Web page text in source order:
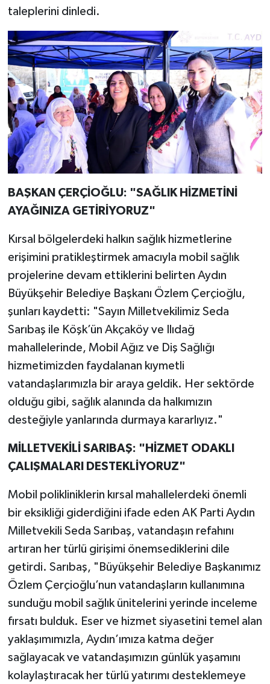
taleplerini dinledi.
BAŞKAN ÇERÇİOĞLU: "SAĞLIK HİZMETİNİ
AYAĞINIZA GETİRİYORUZ"
Kırsal bölgelerdeki halkın sağlık hizmetlerine
erişimini pratikleştirmek amacıyla mobil sağlık
projelerine devam ettiklerini belirten Aydın
Büyükşehir Belediye Başkanı Özlem Çerçioğlu,
şunları kaydetti: "Sayın Milletvekilimiz Seda
Sarıbaş ile Köşk’ün Akçaköy ve Ilıdağ
mahallelerinde, Mobil Ağız ve Diş Sağlığı
hizmetimizden faydalanan kıymetli
vatandaşlarımızla bir araya geldik. Her sektörde
olduğu gibi, sağlık alanında da halkımızın
desteğiyle yanlarında durmaya kararlıyız."
MİLLETVEKİLİ SARIBAŞ: "HİZMET ODAKLI
ÇALIŞMALARI DESTEKLİYORUZ"
Mobil polikliniklerin kırsal mahallelerdeki önemli
bir eksikliği giderdiğini ifade eden AK Parti Aydın
Milletvekili Seda Sarıbaş, vatandaşın refahını
artıran her türlü girişimi önemsediklerini dile
getirdi. Sarıbaş, "Büyükşehir Belediye Başkanımız
Özlem Çerçioğlu’nun vatandaşların kullanımına
sunduğu mobil sağlık ünitelerini yerinde inceleme
fırsatı bulduk. Eser ve hizmet siyasetini temel alan
yaklaşımımızla, Aydın’ımıza katma değer
sağlayacak ve vatandaşımızın günlük yaşamını
kolaylaştıracak her türlü yatırımı desteklemeye